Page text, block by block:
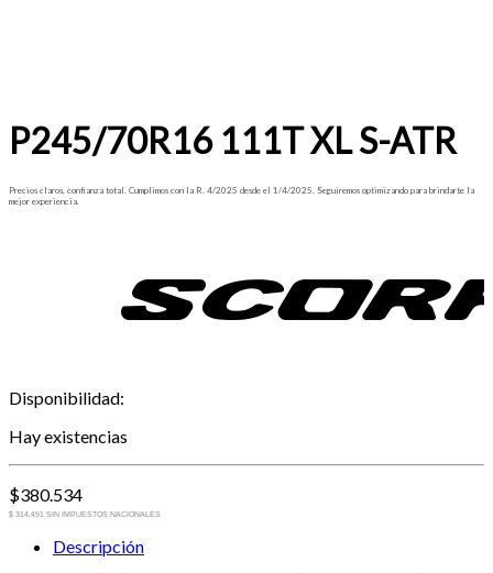
P245/70R16 111T XL S-ATR
Precios claros, confianza total. Cumplimos con la R. 4/2025 desde el 1/4/2025. Seguiremos optimizando para brindarte la
mejor experiencia.
Disponibilidad:
Hay existencias
$380.534
$ 314.491 SIN IMPUESTOS NACIONALES
Descripción